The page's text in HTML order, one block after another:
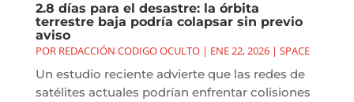
2.8 días para el desastre: la órbita
terrestre baja podría colapsar sin previo
aviso
POR REDACCIÓN CODIGO OCULTO| ENE 22, 2026| SPACE
Un estudio reciente advierte que las redes de
satélites actuales podrían enfrentar colisiones